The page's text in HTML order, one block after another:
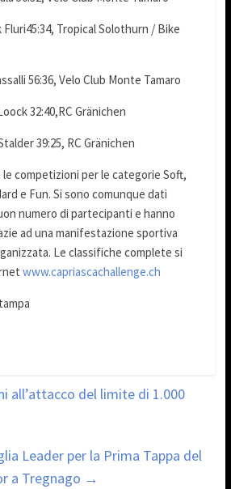
Fluri45:34, Tropical Solothurn / Bike
56:36, Velo Club Monte Tamaro
32:40,RC Gränichen
39:25, RC Gränichen
competizioni per le categorie Soft,
e Fun. Si sono comunque dati
numero di partecipanti e hanno
ad una manifestazione sportiva
Le classifiche complete si
www.capriascachallenge.ch
all’attacco del limite di 1.000
Leader per la Prima Tappa del
a Tregnago →